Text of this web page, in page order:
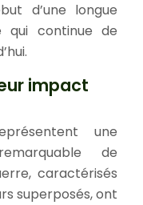
d’une longue
qui continue de
impact
une
de
caractérisés
superposés, ont